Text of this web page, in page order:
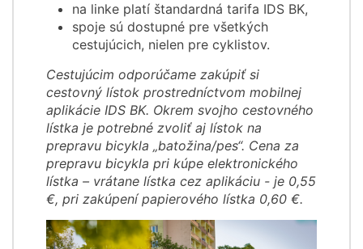
na linke platí štandardná tarifa IDS BK,
spoje sú dostupné pre všetkých
cestujúcich, nielen pre cyklistov.
Cestujúcim odporúčame zakúpiť si
cestovný lístok prostredníctvom mobilnej
aplikácie IDS BK. Okrem svojho cestovného
lístka je potrebné zvoliť aj lístok na
prepravu bicykla „batožina/pes“. Cena za
prepravu bicykla pri kúpe elektronického
lístka – vrátane lístka cez aplikáciu - je 0,55
€, pri zakúpení papierového lístka 0,60 €.